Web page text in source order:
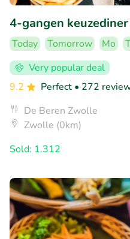
4-gangen
Today Tomorrow Mo
Very popular deal
9.2
Perfect • 272
De Beren Zwolle
Zwolle (0km)
Sold: 1.312